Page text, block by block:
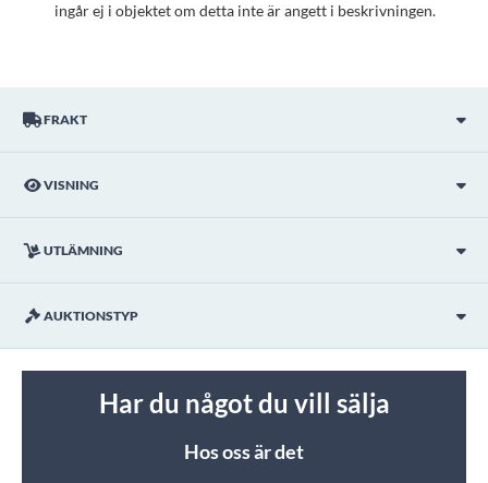
FRAKT
VISNING
UTLÄMNING
AUKTIONSTYP
ingår ej i objektet om detta inte är angett i beskrivningen.
Har du något du vill sälja
Hos oss är det